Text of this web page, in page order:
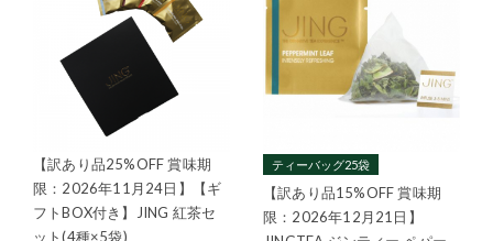
【訳あり品25%OFF 賞味期
限：2026年11月24日】【ギ
フトBOX付き】JING 紅茶セ
ット(4種×5袋)
ティーバッグ25袋
【訳あり品15%OFF 賞味期
限：2026年12月21日】